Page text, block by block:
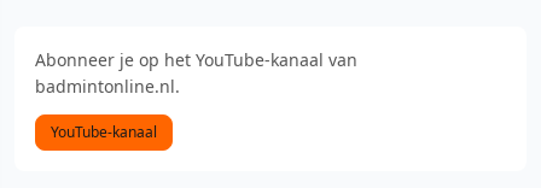
Abonneer je op het YouTube-kanaal van
badmintonline.nl.
YouTube-kanaal